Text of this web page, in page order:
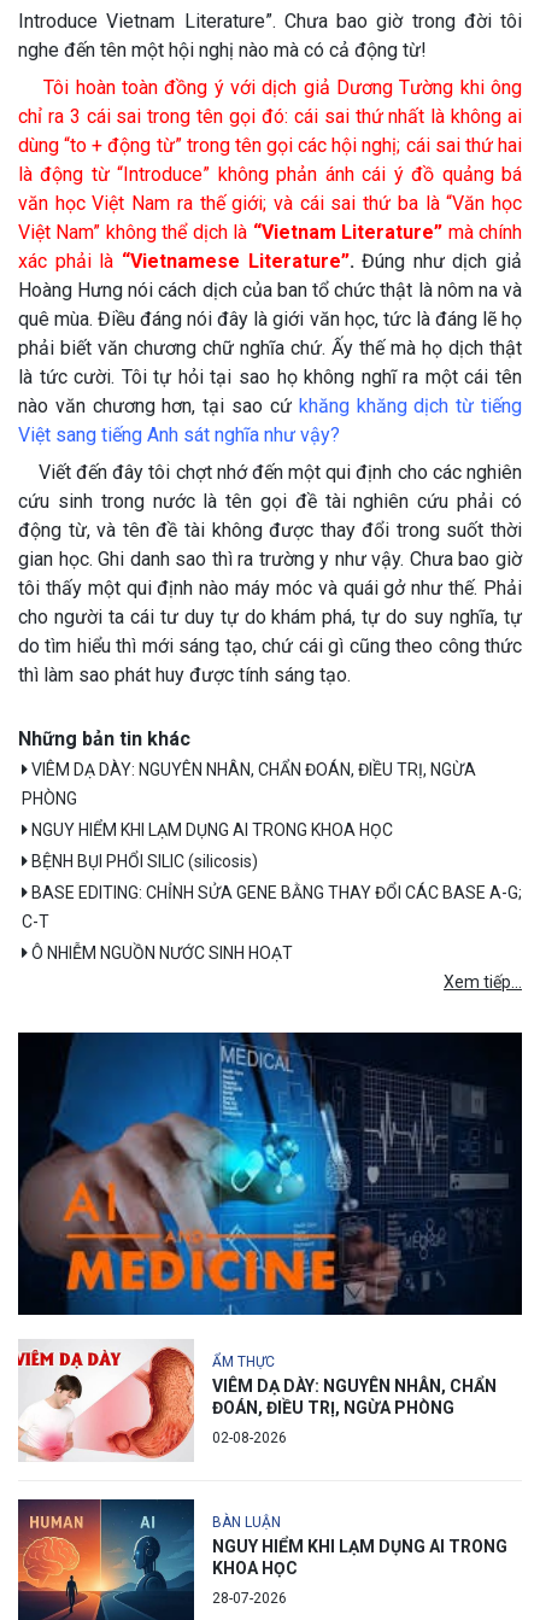
Introduce Vietnam Literature”. Chưa bao giờ trong đời tôi
nghe đến tên một hội nghị nào mà có cả động từ!
Tôi hoàn toàn đồng ý với dịch giả Dương Tường khi ông
chỉ ra 3 cái sai trong tên gọi đó: cái sai thứ nhất là không ai
dùng “to + động từ” trong tên gọi các hội nghị; cái sai thứ hai
là động từ “Introduce” không phản ánh cái ý đồ quảng bá
văn học Việt Nam ra thế giới; và cái sai thứ ba là “Văn học
Việt Nam” không thể dịch là “Vietnam Literature” mà chính
xác phải là “Vietnamese Literature”. Đúng như dịch giả
Hoàng Hưng nói cách dịch của ban tổ chức thật là nôm na và
quê mùa. Điều đáng nói đây là giới văn học, tức là đáng lẽ họ
phải biết văn chương chữ nghĩa chứ. Ấy thế mà họ dịch thật
là tức cười. Tôi tự hỏi tại sao họ không nghĩ ra một cái tên
nào văn chương hơn, tại sao cứ khăng khăng dịch từ tiếng
Việt sang tiếng Anh sát nghĩa như vậy?
Viết đến đây tôi chợt nhớ đến một qui định cho các nghiên
cứu sinh trong nước là tên gọi đề tài nghiên cứu phải có
động từ, và tên đề tài không được thay đổi trong suốt thời
gian học. Ghi danh sao thì ra trường y như vậy. Chưa bao giờ
tôi thấy một qui định nào máy móc và quái gở như thế. Phải
cho người ta cái tư duy tự do khám phá, tự do suy nghĩa, tự
do tìm hiểu thì mới sáng tạo, chứ cái gì cũng theo công thức
thì làm sao phát huy được tính sáng tạo.
Những bản tin khác
VIÊM DẠ DÀY: NGUYÊN NHÂN, CHẨN ĐOÁN, ĐIỀU TRỊ, NGỪA
PHÒNG
NGUY HIỂM KHI LẠM DỤNG AI TRONG KHOA HỌC
BỆNH BỤI PHỔI SILIC (silicosis)
BASE EDITING: CHỈNH SỬA GENE BẰNG THAY ĐỔI CÁC BASE A-G;
C-T
Ô NHIỄM NGUỒN NƯỚC SINH HOẠT
Xem tiếp...
ẨM THỰC
VIÊM DẠ DÀY: NGUYÊN NHÂN, CHẨN
ĐOÁN, ĐIỀU TRỊ, NGỪA PHÒNG
02-08-2026
BÀN LUẬN
NGUY HIỂM KHI LẠM DỤNG AI TRONG
KHOA HỌC
28-07-2026